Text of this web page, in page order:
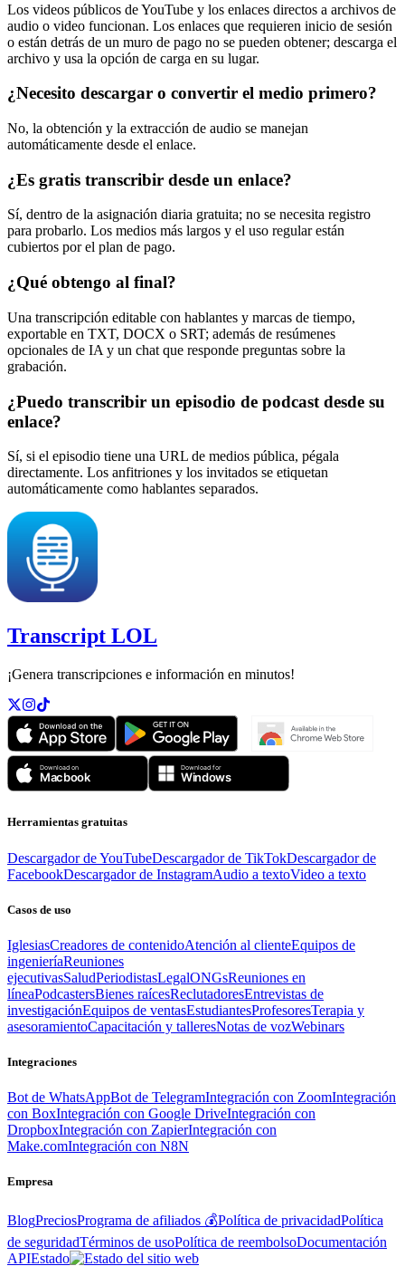
Los videos públicos de YouTube y los enlaces directos a archivos de
audio o video funcionan. Los enlaces que requieren inicio de sesión
o están detrás de un muro de pago no se pueden obtener; descarga el
archivo y usa la opción de carga en su lugar.
¿Necesito descargar o convertir el medio primero?
No, la obtención y la extracción de audio se manejan
automáticamente desde el enlace.
¿Es gratis transcribir desde un enlace?
Sí, dentro de la asignación diaria gratuita; no se necesita registro
para probarlo. Los medios más largos y el uso regular están
cubiertos por el plan de pago.
¿Qué obtengo al final?
Una transcripción editable con hablantes y marcas de tiempo,
exportable en TXT, DOCX o SRT; además de resúmenes
opcionales de IA y un chat que responde preguntas sobre la
grabación.
¿Puedo transcribir un episodio de podcast desde su
enlace?
Sí, si el episodio tiene una URL de medios pública, pégala
directamente. Los anfitriones y los invitados se etiquetan
automáticamente como hablantes separados.
Transcript LOL
¡Genera transcripciones e información en minutos!
Herramientas gratuitas
Descargador de YouTubeDescargador de TikTokDescargador de
FacebookDescargador de InstagramAudio a textoVideo a texto
Casos de uso
IglesiasCreadores de contenidoAtención al clienteEquipos de
ingenieríaReuniones
ejecutivasSaludPeriodistasLegalONGsReuniones en
líneaPodcastersBienes raícesReclutadoresEntrevistas de
investigaciónEquipos de ventasEstudiantesProfesoresTerapia y
asesoramientoCapacitación y talleresNotas de vozWebinars
Integraciones
Bot de WhatsAppBot de TelegramIntegración con ZoomIntegración
con BoxIntegración con Google DriveIntegración con
DropboxIntegración con ZapierIntegración con
Make.comIntegración con N8N
Empresa
BlogPreciosPrograma de afiliados 💰Política de privacidadPolítica
de seguridadTérminos de usoPolítica de reembolsoDocumentación
APIEstado